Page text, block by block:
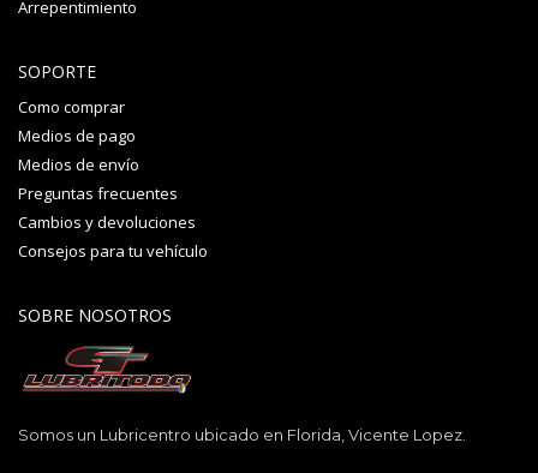
Arrepentimiento
SOPORTE
Como comprar
Medios de pago
Medios de envío
Preguntas frecuentes
Cambios y devoluciones
Consejos para tu vehículo
SOBRE NOSOTROS
Somos un Lubricentro ubicado en Florida, Vicente Lopez.